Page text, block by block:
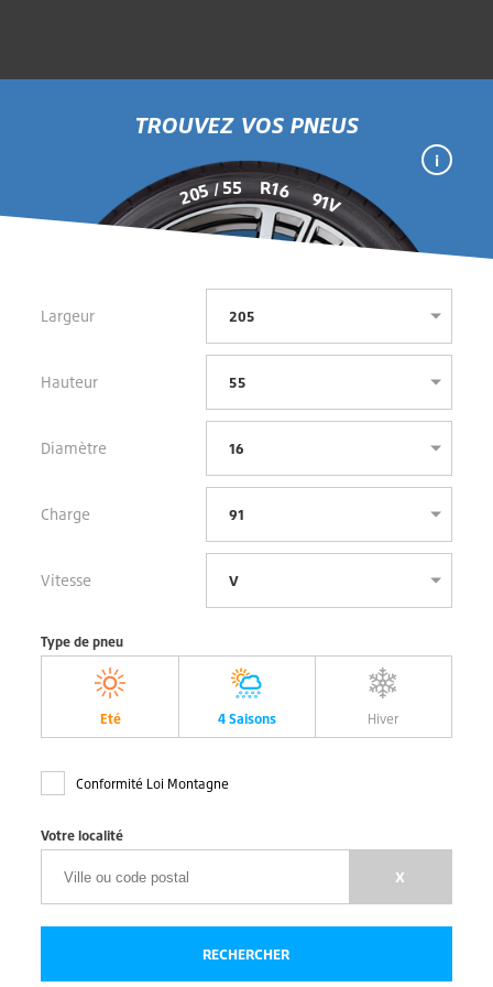
TROUVEZ VOS PNEUS
205/55 R16 91V
Largeur
Hauteur
Diamètre
Charge
Vitesse
Type de pneu
Eté 4 Saisons Hiver
Conformité Loi Montagne
Votre localité
X
RECHERCHER